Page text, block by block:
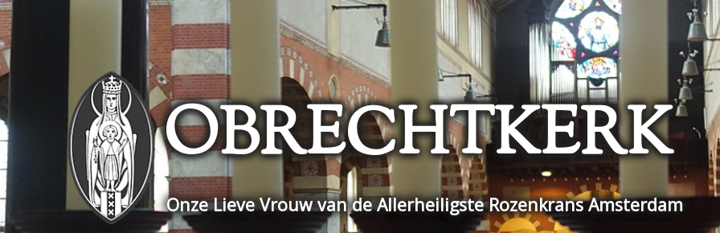
Skip
to
content
OBRECHTKERK
Onze Lieve Vrouw van de Allerheiligste Rozenkrans Amsterdam